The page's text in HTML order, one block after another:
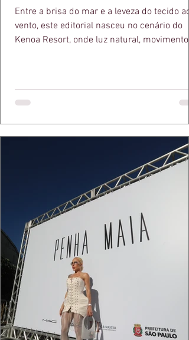
Entre a brisa do mar e a leveza do tecido ao
vento, este editorial nasceu no cenário do
Kenoa Resort, onde luz natural, movimento e
bolsa da Malu Pires, em uma composição
algo de intemporal em vestir o vento e
que ele conduza a cena. Cada dobra do
cada reflexo dourado da luz sobre a pe